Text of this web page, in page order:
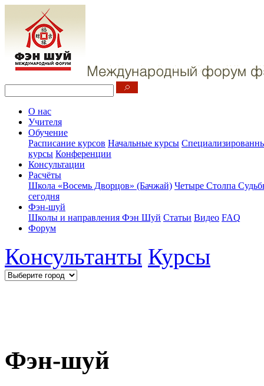
О нас
Учителя
Обучение
Расписание курсов Начальные курсы
курсы Конференции
Консультации
Расчёты
Школа «Восемь Дворцов» (Бачжай) Четыре Столпа
сегодня
Фэн-шуй
Школы и направления Фэн Шуй Статьи Видео FAQ
Форум
Консультанты Курсы
Фэн-шуй